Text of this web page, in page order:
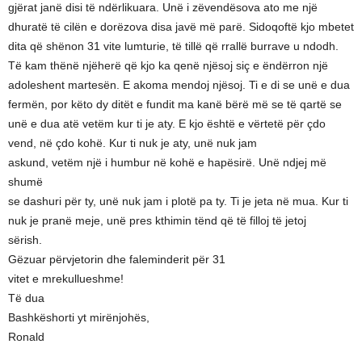
gjërat janë disi të ndërlikuara. Unë i zëvendësova ato me një
dhuratë të cilën e dorëzova disa javë më parë. Sidoqoftë kjo mbetet
dita që shënon 31 vite lumturie, të tillë që rrallë burrave u ndodh.
Të kam thënë njëherë që kjo ka qenë njësoj siç e ëndërron një
adoleshent martesën. E akoma mendoj njësoj. Ti e di se unë e dua
fermën, por këto dy ditët e fundit ma kanë bërë më se të qartë se
unë e dua atë vetëm kur ti je aty. E kjo është e vërtetë për çdo
vend, në çdo kohë. Kur ti nuk je aty, unë nuk jam
askund, vetëm një i humbur në kohë e hapësirë. Unë ndjej më
shumë
se dashuri për ty, unë nuk jam i plotë pa ty. Ti je jeta në mua. Kur ti
nuk je pranë meje, unë pres kthimin tënd që të filloj të jetoj
sërish.
Gëzuar përvjetorin dhe faleminderit për 31
vitet e mrekullueshme!
Të dua
Bashkëshorti yt mirënjohës,
Ronald